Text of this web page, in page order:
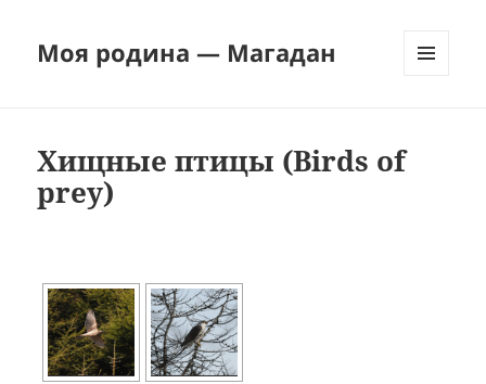
Моя родина — Магадан
Хищные птицы (Birds of
prey)